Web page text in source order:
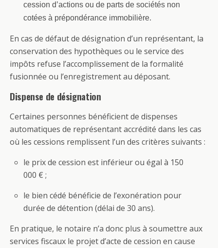
cession d’actions ou de parts de sociétés non
cotées à prépondérance immobilière.
En cas de défaut de désignation d’un représentant, la
conservation des hypothèques ou le service des
impôts refuse l’accomplissement de la formalité
fusionnée ou l’enregistrement au déposant.
Dispense de désignation
Certaines personnes bénéficient de dispenses
automatiques de représentant accrédité dans les cas
où les cessions remplissent l’un des critères suivants :
le prix de cession est inférieur ou égal à 150
000 € ;
le bien cédé bénéficie de l’exonération pour
durée de détention (délai de 30 ans).
En pratique, le notaire n’a donc plus à soumettre aux
services fiscaux le projet d’acte de cession en cause